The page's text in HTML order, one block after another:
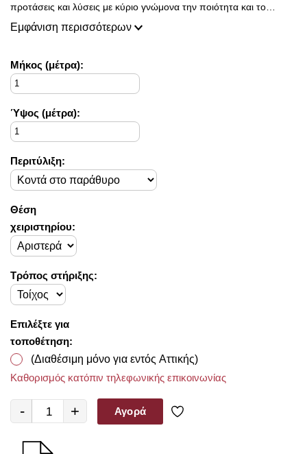
προτάσεις και λύσεις με κύριο γνώμονα την ποιότητα και το
ασύγκριτο design, προκειμένου να είμαστε πάντοτε σε θέση να
φρέσκες ιδέες διακόσμησης, που ικανοποιούν ακόμη και τους πιο
απαιτητικούς!
ασύγκριτο στυλ στο προσωπικό σας χώρο και να τον αναδείξουμε
με τον πιο όμορφο τρόπο!
Εμφάνιση περισσότερων
Mήκος (μέτρα):
Ύψος (μέτρα):
Περιτύλιξη:
Θέση
χειριστηρίου:
Τρόπος στήριξης:
Επιλέξτε για
τοποθέτηση:
(Διαθέσιμη μόνο για εντός Αττικής)
Καθορισμός κατόπιν τηλεφωνικής επικοινωνίας
- + Αγορά